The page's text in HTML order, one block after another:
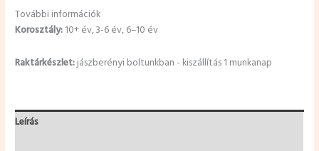
További információk
Korosztály:10+ év, 3-6 év, 6–10 év
Raktárkészlet:jászberényi boltunkban - kiszállítás 1 munkanap
Leírás